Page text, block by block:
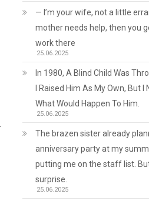
— I’m your wife, not a little
mother needs help, then you
work there
25.06.2025
In 1980, A Blind Child Was
I Raised Him As My Own, But I
What Would Happen To Him.
25.06.2025
The brazen sister already
anniversary party at my
putting me on the staff list.
surprise.
25.06.2025